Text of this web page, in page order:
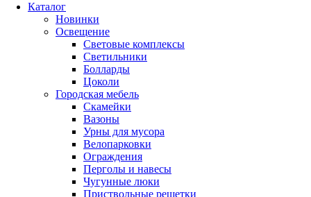
Каталог
Новинки
Освещение
Световые комплексы
Светильники
Болларды
Цоколи
Городская мебель
Скамейки
Вазоны
Урны для мусора
Велопарковки
Ограждения
Перголы и навесы
Чугунные люки
Приствольные решетки